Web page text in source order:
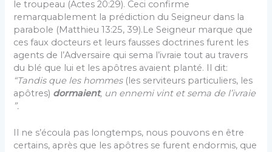
le trou­peau (Actes 20:29). Ceci confirme
remarquablement la prédiction du Seigneur dans la
parabole (Matthieu 13:25, 39).Le Seigneur marque que
ces faux docteurs et leurs fausses doctrines furent les
agents de l’Adversaire qui sema l’ivraie tout au travers
du blé que lui et les apôtres avaient planté. Il dit:
“Tandis que les hommes(les ser­viteurs particuliers, les
apôtres) dormaient, un enne­mi vint et sema de l’ivraie
”.
Il ne s’écoula pas longtemps, nous pouvons en être
certains, après que les apôtres se furent endormis, que